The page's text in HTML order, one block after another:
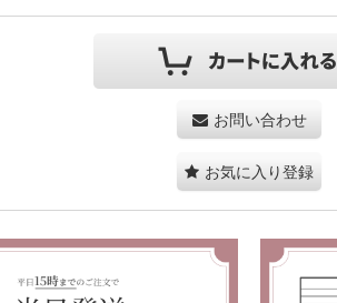
お問い合わせ
お気に入り登録